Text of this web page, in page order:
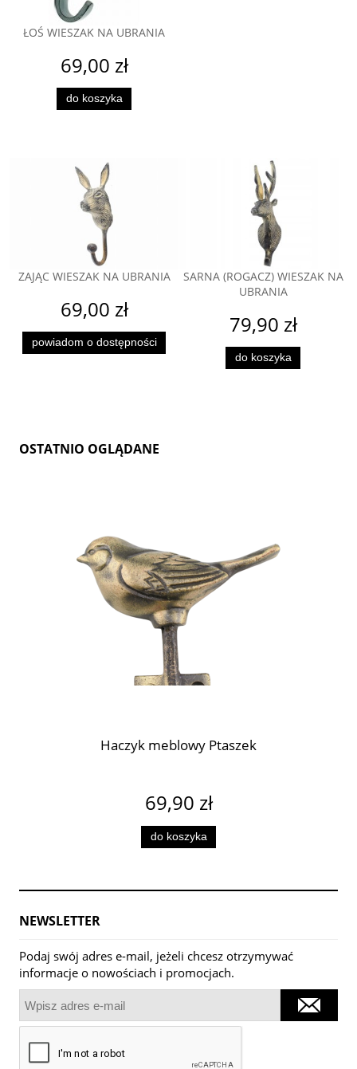
ŁOŚ WIESZAK NA UBRANIA
69,00 zł
do koszyka
ZAJĄC WIESZAK NA UBRANIA
69,00 zł
powiadom o dostępności
SARNA (ROGACZ) WIESZAK NA
UBRANIA
79,90 zł
do koszyka
OSTATNIO OGLĄDANE
Haczyk meblowy Ptaszek
69,90 zł
do koszyka
NEWSLETTER
Podaj swój adres e-mail, jeżeli chcesz otrzymywać
informacje o nowościach i promocjach.